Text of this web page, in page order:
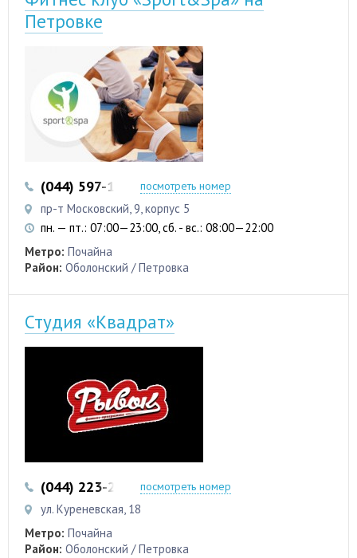
Петровке
(044) 597-11-33посмотреть номер
пр-т Московский, 9, корпус 5
пн. — пт.: 07:00—23:00, сб. - вс.: 08:00—22:00
Метро: Почайна
Район: Оболонский / Петровка
Студия «Квадрат»
(044) 223-22-12посмотреть номер
ул. Куреневская, 18
Метро: Почайна
Район: Оболонский / Петровка